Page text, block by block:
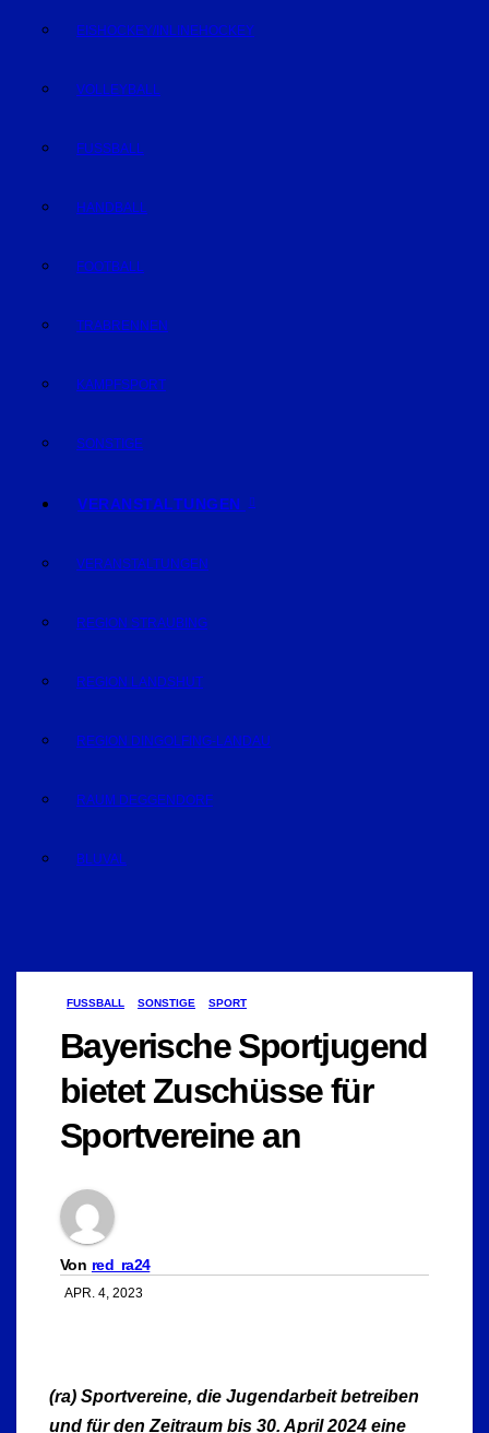
EISHOCKEY/INLINEHOCKEY
VOLLEYBALL
FUSSBALL
HANDBALL
FOOTBALL
TRABRENNEN
KAMPFSPORT
SONSTIGE
VERANSTALTUNGEN
VERANSTALTUNGEN
REGION STRAUBING
REGION LANDSHUT
REGION DINGOLFING-LANDAU
RAUM DEGGENDORF
BLUVAL
FUSSBALL SONSTIGE SPORT
Bayerische Sportjugend
bietet Zuschüsse für
Sportvereine an
Von red_ra24
APR. 4, 2023
(ra) Sportvereine, die Jugendarbeit betreiben
und für den Zeitraum bis 30. April 2024 eine